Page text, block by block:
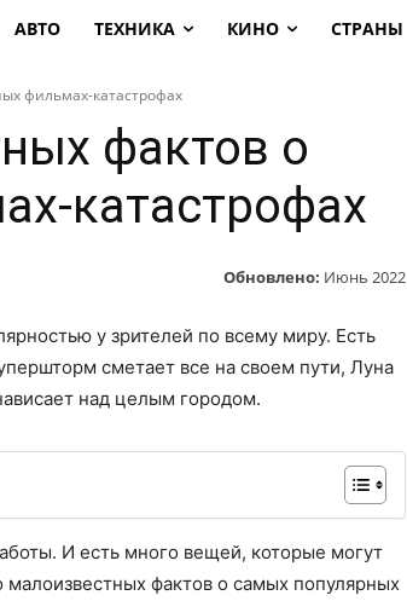
АВТО ТЕХНИКА КИНО СТРАНЫ
фильмах-катастрофах
фактов о
катастрофах
Обновлено: Июнь 2022
у зрителей по всему миру. Есть
сметает все на своем пути, Луна
над целым городом.
И есть много вещей, которые могут
малоизвестных фактов о самых популярных